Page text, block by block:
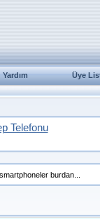
Yardım Üye
Telefonu
burdan...